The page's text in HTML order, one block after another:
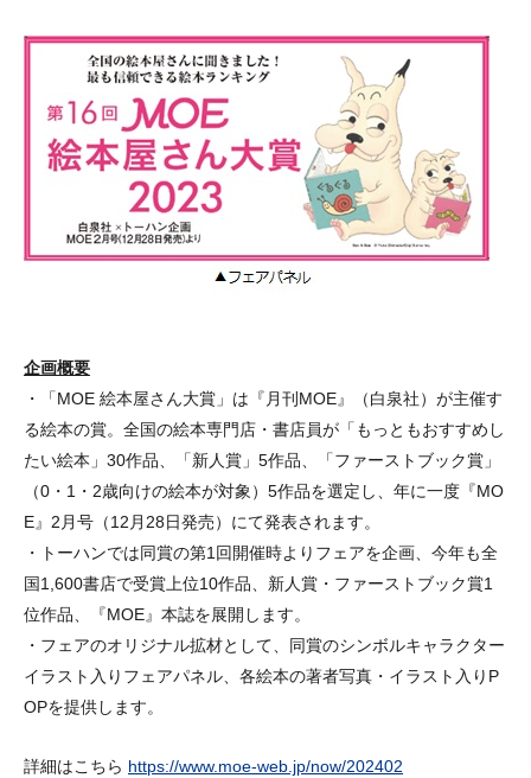
企画概要
・「MOE 絵本屋さん大賞」は『月刊MOE』（白泉社）が主催す
る絵本の賞。全国の絵本専門店・書店員が「もっともおすすめし
たい絵本」30作品、「新人賞」5作品、「ファーストブック賞」
（0・1・2歳向けの絵本が対象）5作品を選定し、年に一度『MO
E』2月号（12月28日発売）にて発表されます。
・トーハンでは同賞の第1回開催時よりフェアを企画、今年も全
国1,600書店で受賞上位10作品、新人賞・ファーストブック賞1
位作品、『MOE』本誌を展開します。
・フェアのオリジナル拡材として、同賞のシンボルキャラクター
イラスト入りフェアパネル、各絵本の著者写真・イラスト入りP
OPを提供します。
詳細はこちら https://www.moe-web.jp/now/202402